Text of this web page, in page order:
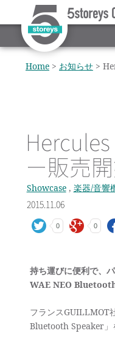
Home > お知らせ >
ー販売
Showcase, 楽器/音響
2015.11.06
0 0
持ち運びに便利で、
WAE NEO
フランスGUILLMOT
Bluetooth Speaker」